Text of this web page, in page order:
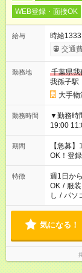
WEB登録・面接OK
給与
時給
交通
勤務地
千葉県我
我孫子駅
大手
勤務時間
▼勤務時間例▼ 8:30～17:30 9:00～
19:00
22:00～31:00 上記以外にもシフトパター
もご紹
せてお仕
期間
【急募
OK！登
特徴 週1日か
OK / 服
し / パソ
気になる！